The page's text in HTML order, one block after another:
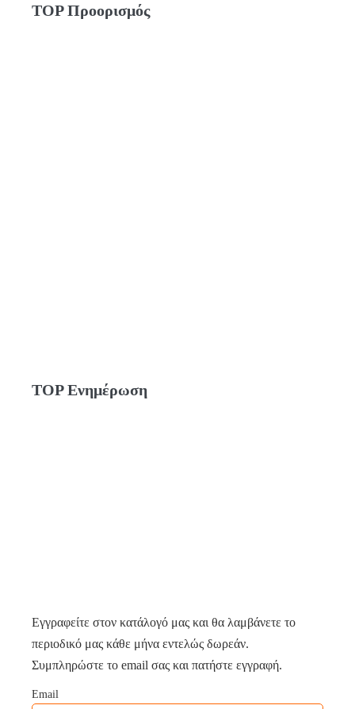
TOP Προορισμός
TOP Ενημέρωση
Εγγραφείτε στον κατάλογό μας και θα λαμβάνετε το
περιοδικό μας κάθε μήνα εντελώς δωρεάν.
Συμπληρώστε το email σας και πατήστε εγγραφή.
Email